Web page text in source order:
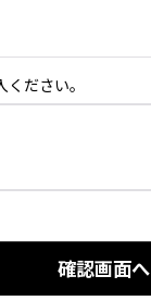
ださい。
確認画面へ